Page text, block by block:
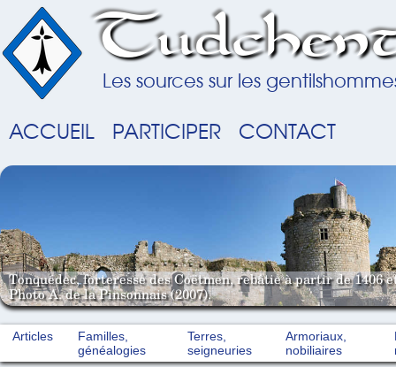
Les sources sur les
ACCUEIL PARTICIPER CONTACT
Tonquédec, forteresse des Coëtmen, rebâtie à partir de 1406
Photo A. de la Pinsonnais (2007).
Articles
Familles,
généalogies
Terres,
seigneuries
Armoriaux,
nobiliaires